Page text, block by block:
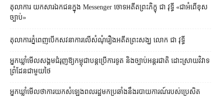
តុលាការ​​ យកសារឯកជនក្នុង Messenger ចោទអតីតព្រះភិក្ខុ ជា វុទ្ធី «ជាអំពើខុស
ច្បាប់»
តុលាការ​ភ្នំពេញ​​បើកសវនាការ​លើ​សំណុំរឿង​​អតីត​ព្រះសង្ឃ លោក ជា វុទ្ធី
អ្នកឃ្លាំមើល​សង្គម​ជំរុញ​ឱ្យ​កម្ពុជា​បន្ត​ប្រើ​ការទូត និង​ច្បាប់​អន្តរជាតិ ដោះស្រាយ​វិវាទ​
ព្រំដែន​ជាមួយ​ថៃ
អ្នកឃ្លាំមើល​ថា​ការ​យក​សំឡេង​ពលរដ្ឋ​មក​ប្រឆាំង​នឹង​របាយការណ៍​របស់​ប្រេសិត